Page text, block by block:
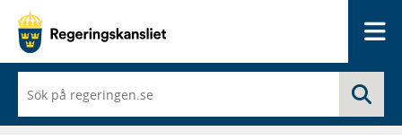
du
börjar
skriva